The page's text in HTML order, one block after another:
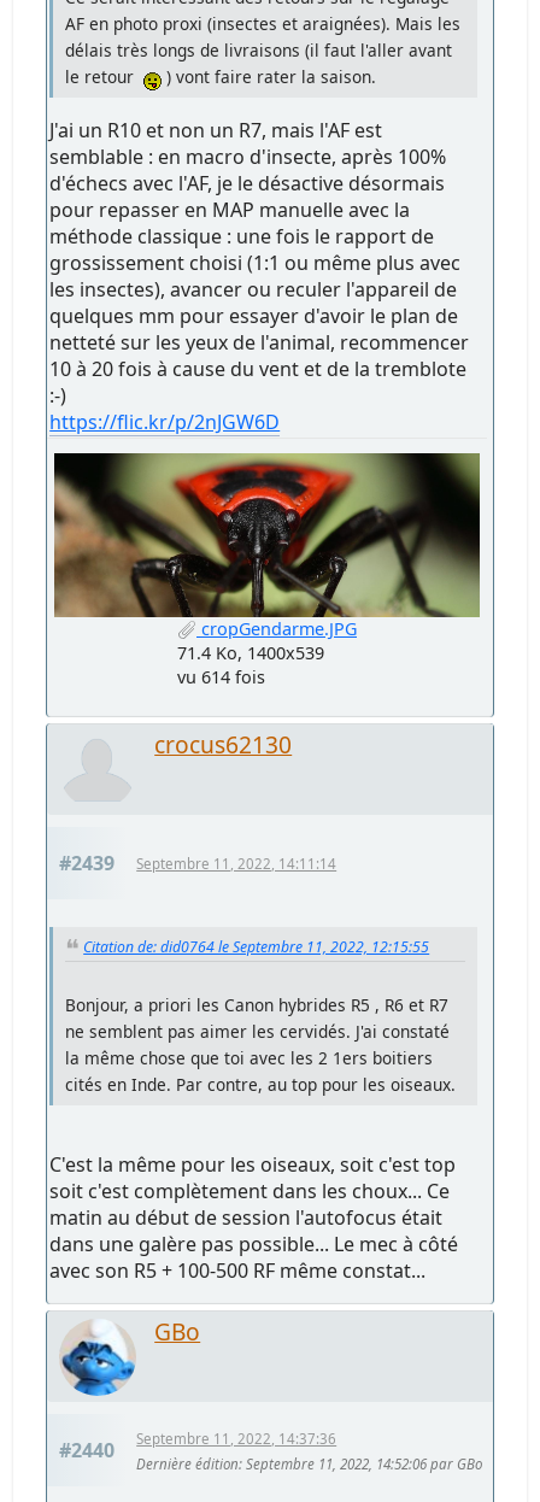
AF en photo proxi (insectes et araignées). Mais les
délais très longs de livraisons (il faut l'aller avant
le retour
) vont faire rater la saison.
J'ai un R10 et non un R7, mais l'AF est
semblable : en macro d'insecte, après 100%
d'échecs avec l'AF, je le désactive désormais
pour repasser en MAP manuelle avec la
méthode classique : une fois le rapport de
grossissement choisi (1:1 ou même plus avec
les insectes), avancer ou reculer l'appareil de
quelques mm pour essayer d'avoir le plan de
netteté sur les yeux de l'animal, recommencer
10 à 20 fois à cause du vent et de la tremblote
:-)
https://flic.kr/p/2nJGW6D
cropGendarme.JPG
71.4 Ko, 1400x539
vu 614 fois
crocus62130
#2439 Septembre 11, 2022, 14:11:14
Citation de: did0764 le Septembre 11, 2022, 12:15:55
Bonjour, a priori les Canon hybrides R5 , R6 et R7
ne semblent pas aimer les cervidés. J'ai constaté
la même chose que toi avec les 2 1ers boitiers
cités en Inde. Par contre, au top pour les oiseaux.
C'est la même pour les oiseaux, soit c'est top
soit c'est complètement dans les choux... Ce
matin au début de session l'autofocus était
dans une galère pas possible... Le mec à côté
avec son R5 + 100-500 RF même constat...
GBo
#2440
Septembre 11, 2022, 14:37:36
Dernière édition: Septembre 11, 2022, 14:52:06 par GBo